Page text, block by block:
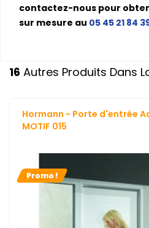
contactez-nous pour
sur mesure au 05 45 21 84
16 Autres Produits Dans
Hormann - Porte d'entrée
MOTIF 015
Promo !